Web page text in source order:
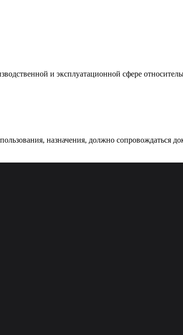
и эксплуатационной сфере
назначения, должно сопровождаться